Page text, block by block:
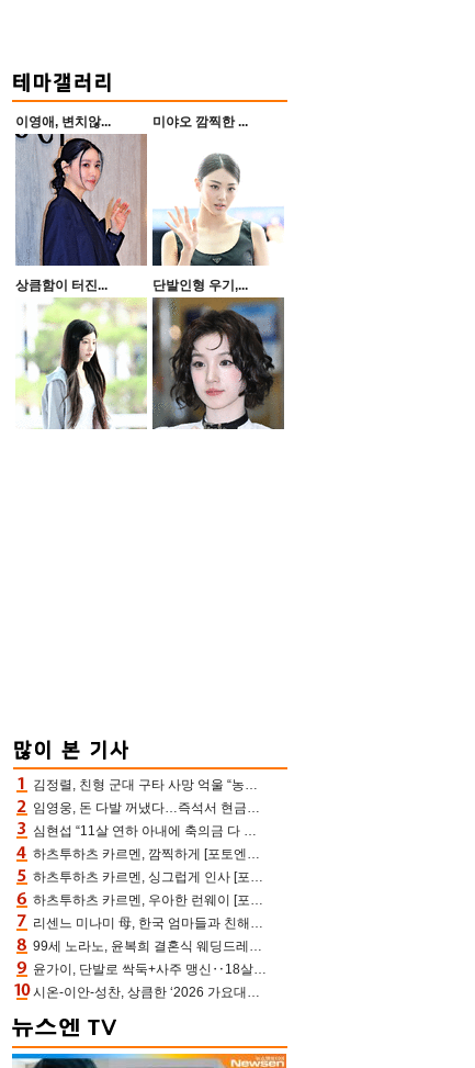
이영애, 변치않... 미야오 깜찍한 ...
상큼함이 터진... 단발인형 우기,...
김정렬, 친형 군대 구타 사망 억울 “농약사 처리, 범인 찾았지만…엄마는 이미 치매”(데이앤나잇)
임영웅, 돈 다발 꺼냈다…즉석서 현금으로 수당 챙겨주는 ‘구단주’
심현섭 “11살 연하 아내에 축의금 다 뺏겨, 집도 아내 명의” (동치미)[결정적장면]
하츠투하츠 카르멘, 깜찍하게 [포토엔HD]
하츠투하츠 카르멘, 싱그럽게 인사 [포토엔HD]
하츠투하츠 카르멘, 우아한 런웨이 [포토엔HD]
리센느 미나미 母, 한국 엄마들과 친해진 비결=BTS “최애 정국 얘기로 통해”(전참시)
99세 노라노, 윤복희 결혼식 웨딩드레스 제작자였다…극찬 세례
윤가이, 단발로 싹둑+사주 맹신‥18살 연상 ♥장기하 반한 엉뚱·열정 매력(전참시)
시온-이안-성찬, 상큼한 ‘2026 가요대전 썸머’ MC [포토엔HD]